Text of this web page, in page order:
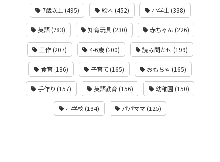
7歳以上 (495) 絵本 (452) 小学生 (338)
英語 (283) 知育玩具 (230) 赤ちゃん (226)
工作 (207) 4-6歳 (200) 読み聞かせ (199)
食育 (186) 子育て (165) おもちゃ (165)
手作り (157) 英語教育 (156) 幼稚園 (150)
小学校 (134) パパママ (125)